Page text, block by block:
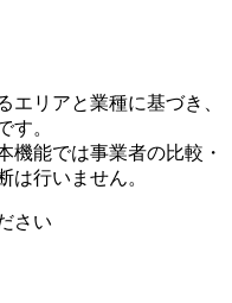
リアと業種に基づき、
す。
機能では事業者の比較・
は行いません。
さい